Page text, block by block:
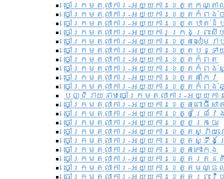
ចៅក្រមតុលាការ-អយ្យការខេត្តកណ្តា
ចៅក្រមតុលាការ-អយ្យការខេត្តកំពង់ច
ចៅក្រមតុលាការ-អយ្យការខេត្តបាត់ដំ
ចៅក្រមតុលាការ-អយ្យការ​ក្រុងព្រះសី
ចៅក្រមតុលាការ-អយ្យការខេត្តសៀមរា
ចៅក្រមតុលាការ-អយ្យការខេត្តបន្ទា
ចៅក្រមតុលាការ-អយ្យការខេត្តកំពត
ចៅក្រមតុលាការ-អយ្យការខេត្តកំពង់
ចៅក្រមតុលាការ-អយ្យការខេត្តតាកែវ
ចៅក្រមតុលាការ-អយ្យការខេត្តកំពង់
បញ្ជីរាយនាមចៅក្រមតុលាការ-អយ្យក
ចៅក្រមតុលាការ-អយ្យការខេត្តពោធិ៍សា
ចៅក្រមតុលាការ-អយ្យការខេត្តព្រៃវែ
ចៅក្រមតុលាការ-អយ្យការខេត្តក្រចេះ
ចៅក្រមតុលាការ-អយ្យការខេត្តស្វាយ
ចៅក្រមតុលាការ-អយ្យការខេត្តស្ទឹង
ចៅក្រមតុលាការ-អយ្យការខេត្តកោះកុង
ចៅក្រមតុលាការ-អយ្យការខេត្តរតន
ចៅក្រមតុលាការ-អយ្យការខេត្តមណ្
ចៅក្រមតុលាការ-អយ្យការខេត្តព្រះវិហ